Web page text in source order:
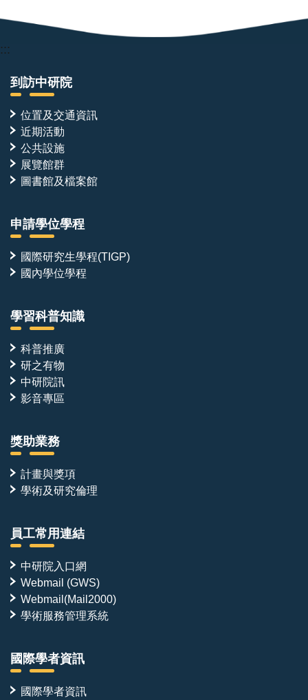
:::
到訪中研院
位置及交通資訊
近期活動
公共設施
展覽館群
圖書館及檔案館
申請學位學程
國際研究生學程(TIGP)
國內學位學程
學習科普知識
科普推廣
研之有物
中研院訊
影音專區
獎助業務
計畫與獎項
學術及研究倫理
員工常用連結
中研院入口網
Webmail (GWS)
Webmail(Mail2000)
學術服務管理系統
國際學者資訊
國際學者資訊